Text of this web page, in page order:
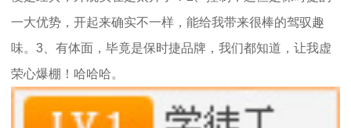
一大优势，开起来确实不一样，能给我带来很棒的驾驭趣
味。3、有体面，毕竟是保时捷品牌，我们都知道，让我虚
荣心爆棚！哈哈哈。